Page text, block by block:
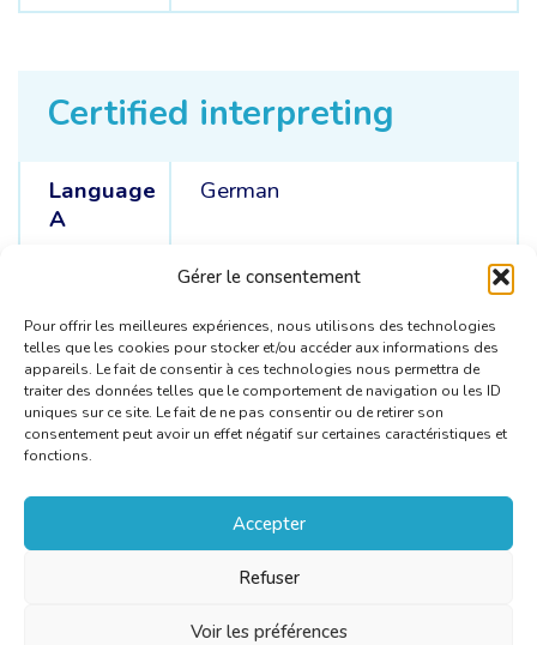
Gérer le consentement
Pour offrir les meilleures expériences, nous utilisons des technologies
telles que les cookies pour stocker et/ou accéder aux informations des
appareils. Le fait de consentir à ces technologies nous permettra de
traiter des données telles que le comportement de navigation ou les ID
uniques sur ce site. Le fait de ne pas consentir ou de retirer son
consentement peut avoir un effet négatif sur certaines caractéristiques et
fonctions.
Accepter
Refuser
Voir les préférences
Certified interpreting
Language
A
German
German /French /